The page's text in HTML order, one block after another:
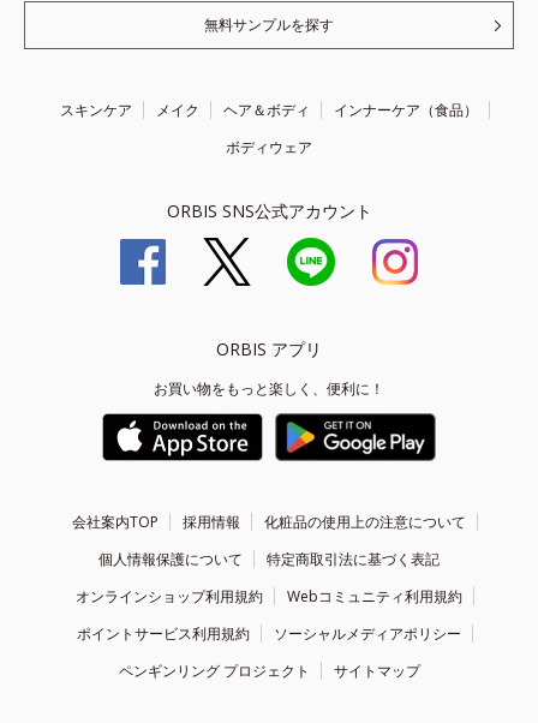
無料サンプルを探す
スキンケア メイク ヘア＆ボディ
インナーケア（食品）
ボディウェア
ORBIS SNS公式アカウント
ORBIS アプリ
お買い物をもっと楽しく、便利に！
会社案内TOP 採用情報
化粧品の使用上の注意について
個人情報保護について
特定商取引法に基づく表記
オンラインショップ利用規約
Webコミュニティ利用規約
ポイントサービス利用規約
ソーシャルメディアポリシー
ペンギンリング プロジェクト
サイトマップ